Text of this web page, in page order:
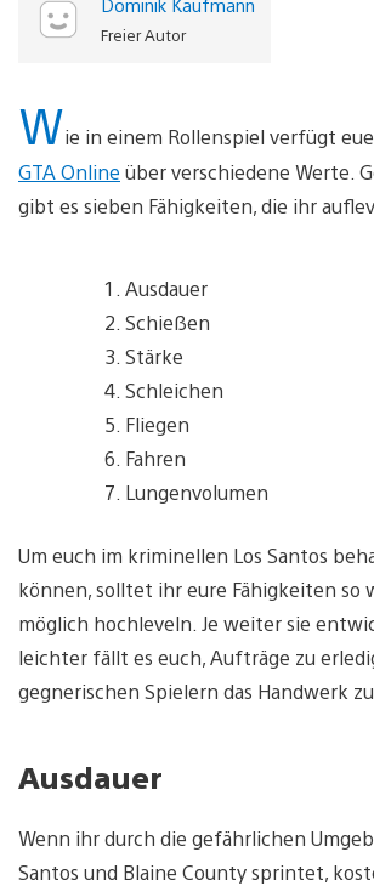
Freier Autor
Wie in einem Rollenspiel verfügt
GTA Online über verschiedene Werte.
gibt es sieben Fähigkeiten, die ihr
Ausdauer
Schießen
Stärke
Schleichen
Fliegen
Fahren
Lungenvolumen
Um euch im kriminellen Los Santos
können, solltet ihr eure Fähigkeiten so
möglich hochleveln. Je weiter sie
leichter fällt es euch, Aufträge zu
gegnerischen Spielern das Handwerk
Ausdauer
Wenn ihr durch die gefährlichen
Santos und Blaine County sprintet,